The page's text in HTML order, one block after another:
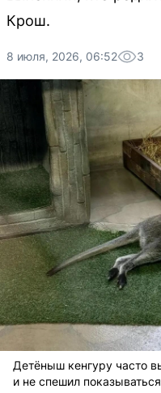
Крош.
8 июля, 2026, 06:52 3
Детёныш кенгуру часто
и не спешил